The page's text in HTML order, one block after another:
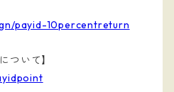
payid-10percentreturn
ついて】